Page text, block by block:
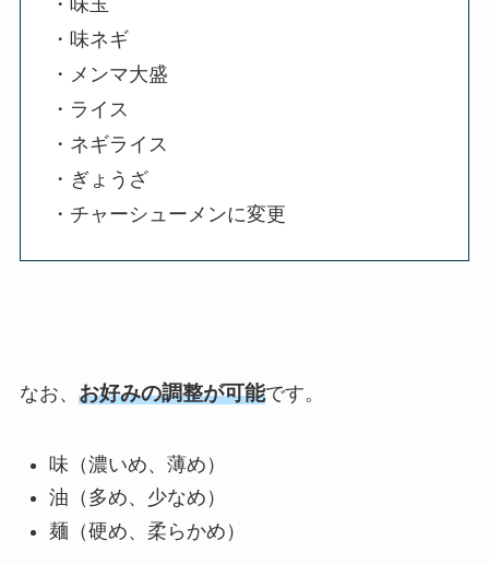
・味ネギ
・メンマ大盛
・ライス
・ネギライス
・ぎょうざ
・チャーシューメンに変更
なお、 お好みの調整が可能です。
味（濃いめ、薄め）
油（多め、少なめ）
麺（硬め、柔らかめ）